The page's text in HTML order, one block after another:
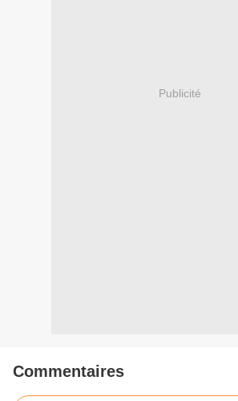
Publicité
Commentaires